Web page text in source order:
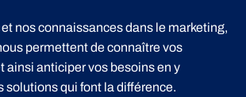
nos connaissances dans le marketing,
permettent de connaître vos
ainsi anticiper vos besoins en y
solutions qui font la différence.